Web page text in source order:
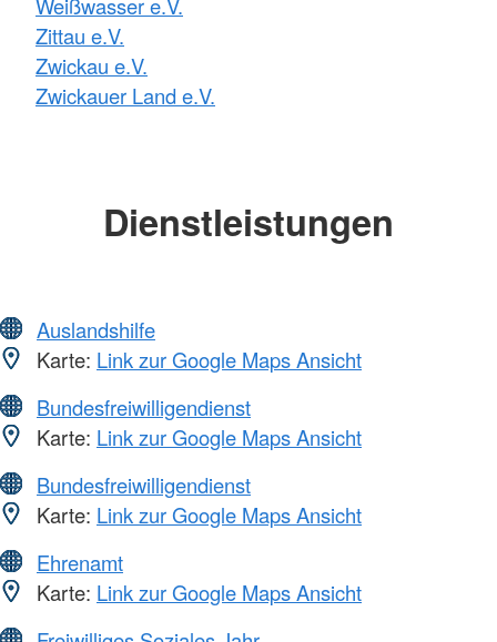
Weißwasser e.V.
Zittau e.V.
Zwickau e.V.
Zwickauer Land e.V.
Dienstleistungen
Auslandshilfe
Karte: Link zur Google Maps Ansicht
Bundesfreiwilligendienst
Karte: Link zur Google Maps Ansicht
Bundesfreiwilligendienst
Karte: Link zur Google Maps Ansicht
Ehrenamt
Karte: Link zur Google Maps Ansicht